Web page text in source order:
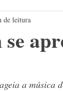
de leitura
a música